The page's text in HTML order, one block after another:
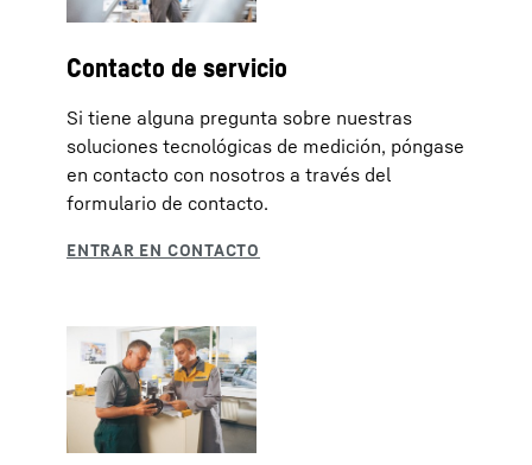
Contacto de servicio
Si tiene alguna pregunta sobre nuestras
soluciones tecnológicas de medición, póngase
en contacto con nosotros a través del
formulario de contacto.